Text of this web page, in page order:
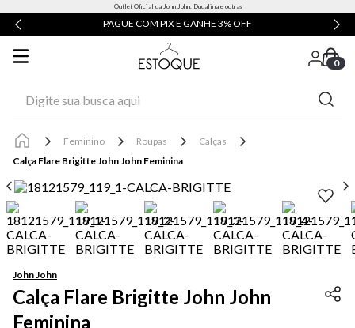
Outlet Oficial da John John, Dudalina e outras
PAGUE COM PIX E GANHE 3% OFF
0
Feminino Roupas
Calças
Calça Flare Brigitte John John Feminina
John John
Calça Flare Brigitte John John
Feminina